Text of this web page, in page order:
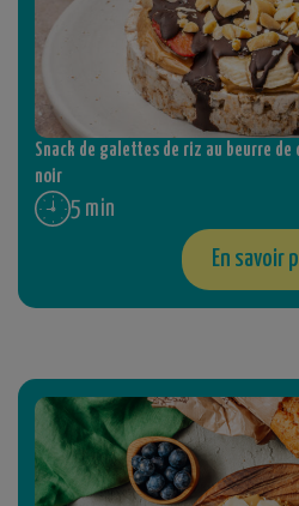
5 min
Snack de galettes de riz au beurre
noir
En savoir